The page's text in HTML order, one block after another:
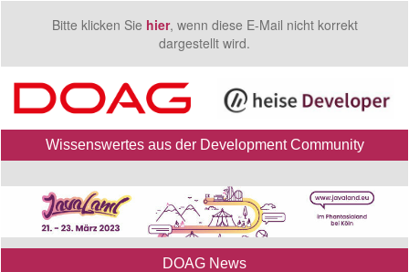
Bitte klicken Sie hier, wenn diese E-Mail nicht korrekt
dargestellt wird.
Wissenswertes aus der Development Community
DOAG News